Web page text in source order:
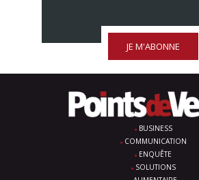
JE M'ABONNE
BUSINESS
COMMUNICATION
ENQUÊTE
SOLUTIONS